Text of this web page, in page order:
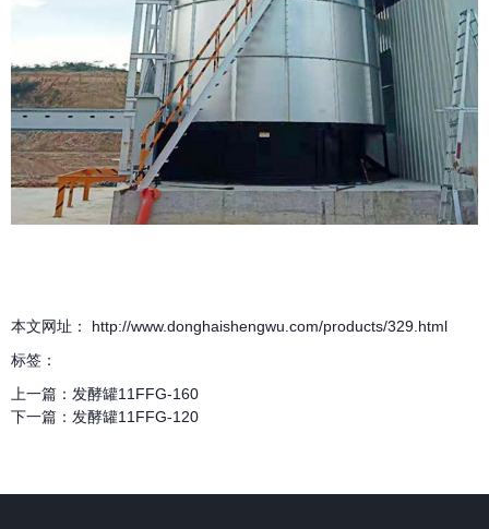
本文网址： http://www.donghaishengwu.com/products/329.html
标签：
上一篇： 发酵罐11FFG-160
下一篇： 发酵罐11FFG-120